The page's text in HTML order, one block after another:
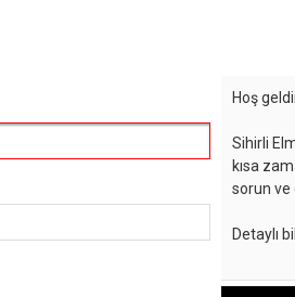
Hoş
Sihirli
kısa
sorun ve
Detaylı